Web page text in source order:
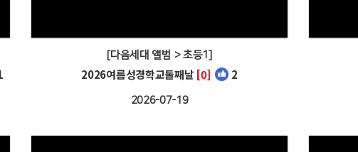
[다음세대 앨범 > 초등1]
2026여름성경학교둘째날 [0] 2
2026-07-19